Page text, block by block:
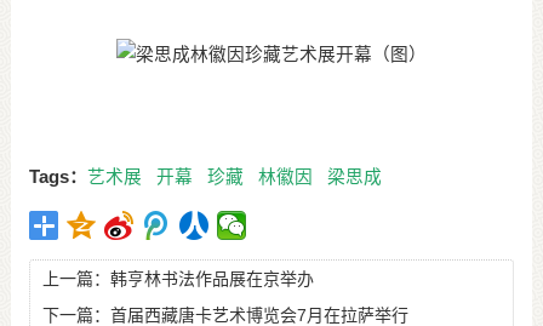
Tags： 艺术展 开幕 珍藏 林徽因 梁思成
上一篇： 韩亨林书法作品展在京举办
下一篇： 首届西藏唐卡艺术博览会7月在拉萨举行